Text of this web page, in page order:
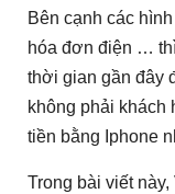
Bên cạnh các
hóa đơn điện …
thời gian gần đây
không phải khách
tiền bằng Iphone
Trong bài viết